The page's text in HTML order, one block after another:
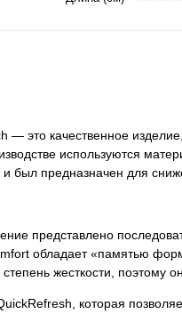
это качественное
используются
был предназначен для
представлено
обладает «памятью
жесткости, поэтому
которая